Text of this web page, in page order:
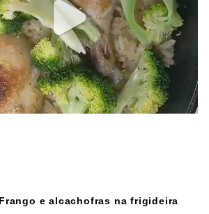
Frango e alcachofras na frigideira